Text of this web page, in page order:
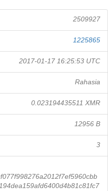
2509927
1225865
2017-01-17 16:25:53 UTC
Rahasia
0.023194435511 XMR
12956 B
3